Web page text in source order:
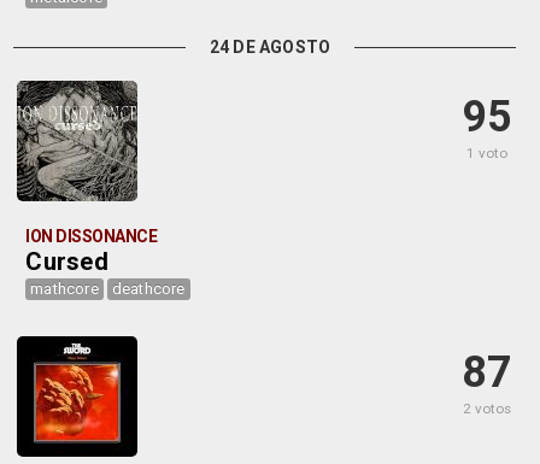
24 DE AGOSTO
95
1 voto
ION DISSONANCE
Cursed
mathcore deathcore
87
2 votos